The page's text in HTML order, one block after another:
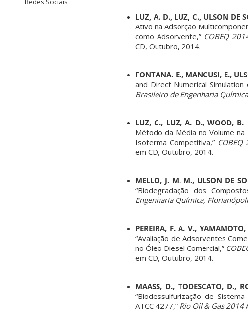
Redes Sociais
LUZ, A. D., LUZ, C., ULSON DE
Ativo na Adsorção
como Adsorvente,” COBEQ
CD, Outubro, 2014.
FONTANA. E., MANCUSI, E.,
and Direct Numerical Simulation
Brasileiro de Engenharia
LUZ, C., LUZ, A. D., WOOD, B.
Método da Média no Volume
Isoterma Competitiva,”
em CD, Outubro, 2014.
MELLO, J. M. M., ULSON DE
“Biodegradação dos
Engenharia Química,
PEREIRA, F. A. V.,
“Avaliação de Adsorventes
no Óleo Diesel Comercial,”
em CD, Outubro, 2014.
MAASS, D., TODESCATO, D.,
“Biodessulfurização de
ATCC 4277,” Rio Oil & Gas 2014